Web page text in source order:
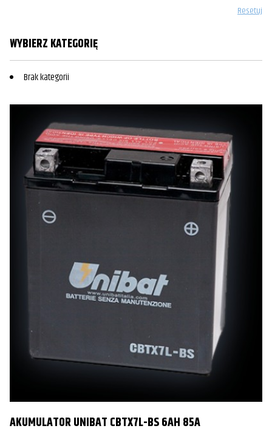
Resetuj
WYBIERZ KATEGORIĘ
Brak kategorii
AKUMULATOR UNIBAT CBTX7L-BS 6AH 85A